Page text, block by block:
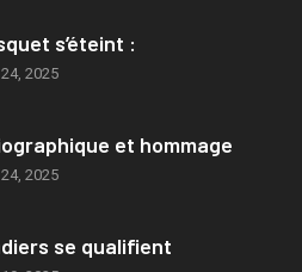
s’éteint :
2025
et hommage
2025
se qualifient